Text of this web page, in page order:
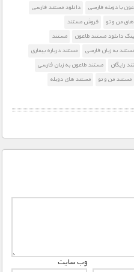
با دوبله فارسی
دانلود مستند فارسی
من و تو
فروش مستند
دانلود مستند طاعون
مستند
مستند به زبان فارسی
مستند درباره بیماری
رایگان
مستند طاعون به زبان فارسی
مستند من و تو
مستند های دوبله
وب‌ سایت